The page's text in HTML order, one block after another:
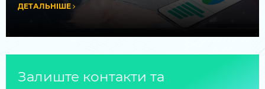
ДЕТАЛЬНІШЕ
Залиште контакти та